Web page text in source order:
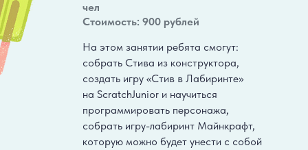
чел
Стоимость: 900 рублей
На этом занятии ребята смогут:
собрать Стива из конструктора,
создать игру «Стив в Лабиринте»
на ScratchJunior и научиться
программировать персонажа,
собрать игру-лабиринт Майнкрафт,
которую можно будет унести с собой